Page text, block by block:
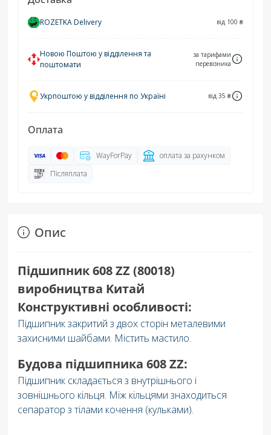
ROZETKA Delivery від 100 ₴
Новою Поштою у відділення та
поштомати
за тарифами
перевізника
Укрпоштою у відділення по Україні від 35 ₴
Оплата
WayForPay
оплата за рахунком
Післяплата
Опис
Підшипник 608 ZZ (80018)
виробництва Kитай
Конструктивні особливості:
Підшипник закритий з двох сторін металевими
захисними шайбами. Містить мастило.
Будова підшипника 608 ZZ:
Підшипник складається з внутрішнього і
зовнішнього кільця. Між кільцями знаходиться
сепаратор з тілами кочення (кульками).